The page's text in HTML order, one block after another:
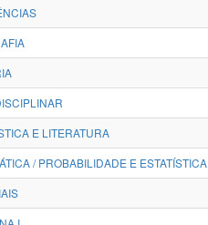
E LITERATURA
/ PROBABILIDADE E ESTATÍSTICA